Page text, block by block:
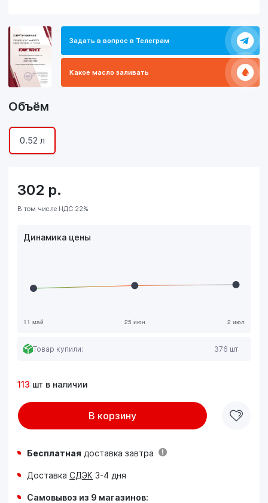
Задать в вопрос в Телеграм
Какое масло заливать
Объём
0.52 л
302 р.
В том числе НДС 22%
Динамика цены
Товар купили: 376 шт
113 шт в наличии
В корзину
Бесплатная доставка завтра
Доставка СДЭК 3-4 дня
Самовывоз из 9 магазинов: